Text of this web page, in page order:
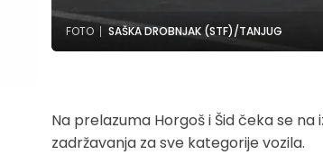
FOTO SAŠKA DROBNJAK (STF)/TANJUG
Na prelazuma Horgoš i Šid čeka se
zadržavanja za sve kategorije vozila.